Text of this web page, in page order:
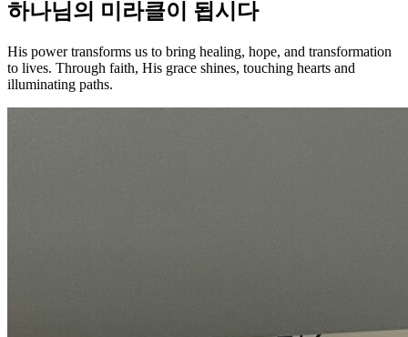
하나님의 미라클이 됩시다
His power transforms us to bring healing, hope, and transformation
to lives. Through faith, His grace shines, touching hearts and
illuminating paths.